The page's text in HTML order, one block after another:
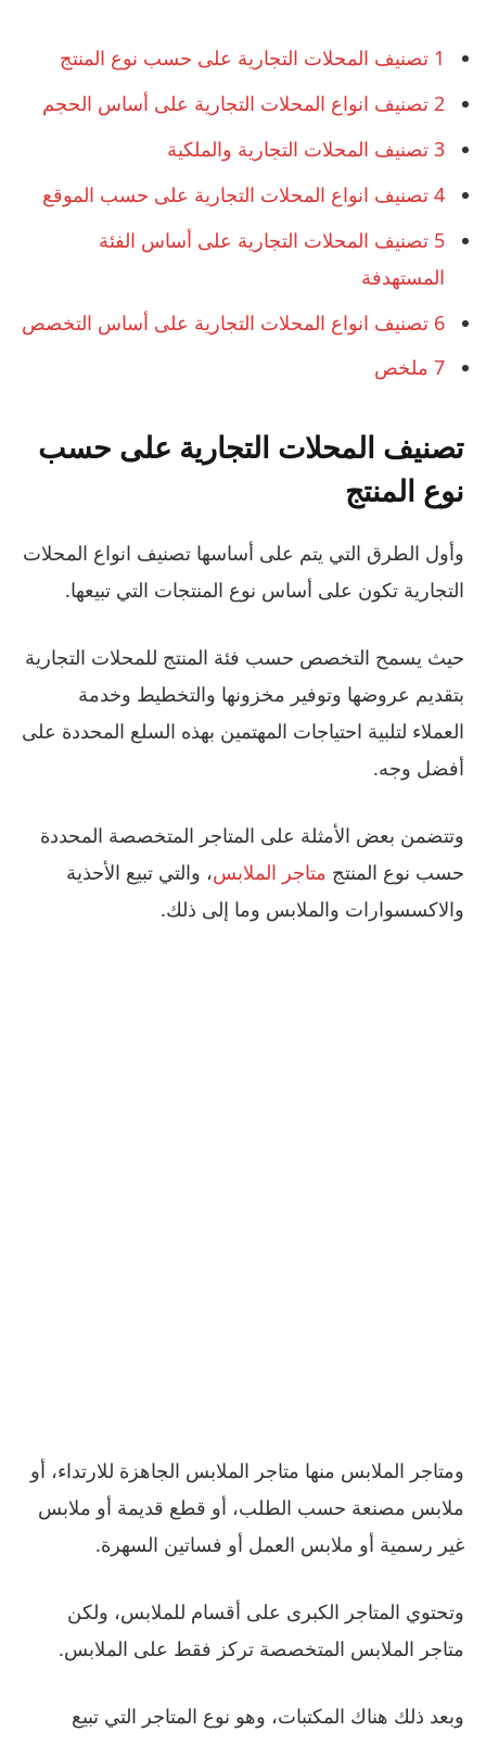
1 تصنيف المحلات التجارية على حسب نوع المنتج
2 تصنيف انواع المحلات التجارية على أساس الحجم
3 تصنيف المحلات التجارية والملكية
4 تصنيف انواع المحلات التجارية على حسب الموقع
5 تصنيف المحلات التجارية على أساس الفئة
المستهدفة
6 تصنيف انواع المحلات التجارية على أساس التخصص
7 ملخص
تصنيف المحلات التجارية على حسب
نوع المنتج
وأول الطرق التي يتم على أساسها تصنيف انواع المحلات
التجارية تكون على أساس نوع المنتجات التي تبيعها.
حيث يسمح التخصص حسب فئة المنتج للمحلات التجارية
بتقديم عروضها وتوفير مخزونها والتخطيط وخدمة
العملاء لتلبية احتياجات المهتمين بهذه السلع المحددة على
أفضل وجه.
وتتضمن بعض الأمثلة على المتاجر المتخصصة المحددة
حسب نوع المنتج متاجر الملابس، والتي تبيع الأحذية
والاكسسوارات والملابس وما إلى ذلك.
ومتاجر الملابس منها متاجر الملابس الجاهزة للارتداء، أو
ملابس مصنعة حسب الطلب، أو قطع قديمة أو ملابس
غير رسمية أو ملابس العمل أو فساتين السهرة.
وتحتوي المتاجر الكبرى على أقسام للملابس، ولكن
متاجر الملابس المتخصصة تركز فقط على الملابس.
وبعد ذلك هناك المكتبات، وهو نوع المتاجر التي تبيع